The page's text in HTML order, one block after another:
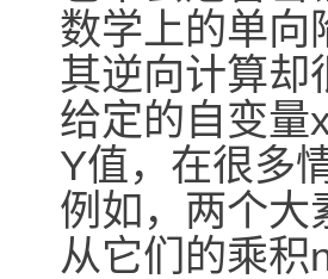
数学上的单向
其逆向计算却
给定的自变量
Y值，在很多
例如，两个大
从它们的乘积